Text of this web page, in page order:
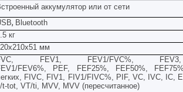
аккумулятор или от сети
, Bluetooth
кг
мм
FEV1, FEV1/FVC%,
FEV6%, PEF, FEF25%, FEF50%, FEF
FIVC, FIV1, FIV1/FIVC%, PIF, VC, IVC, IC,
t-tot, VT/ti, MVV, MVV (пересчитанное)